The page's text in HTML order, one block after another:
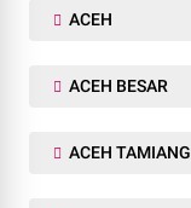
ACEH
ACEH BESAR
ACEH TAMIANG